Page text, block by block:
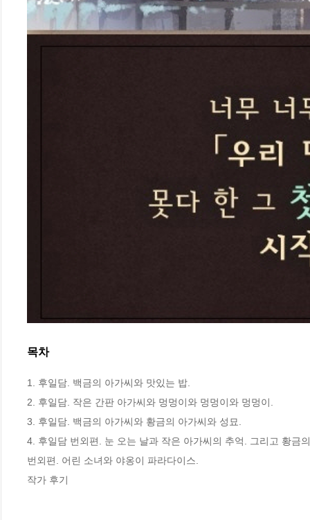
목차
1. 후일담. 백금의 아가씨와 맛있는 밥.
2. 후일담. 작은 간판 아가씨와 멍멍이와 멍멍이와 멍멍이.
3. 후일담. 백금의 아가씨와 황금의 아가씨와 성묘.
4. 후일담 번외편. 눈 오는 날과 작은 아가씨의 추억. 그리고 황금
번외편. 어린 소녀와 야옹이 파라다이스.
작가 후기